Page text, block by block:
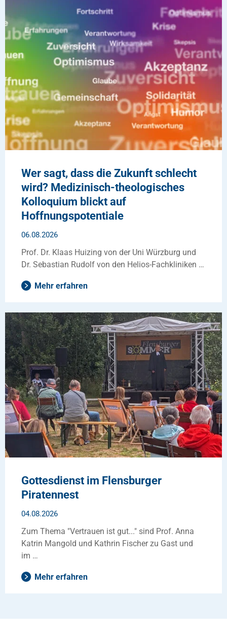
Wer sagt, dass die Zukunft schlecht
wird? Medizinisch-theologisches
Kolloquium blickt auf
Hoffnungspotentiale
06.08.2026
Prof. Dr. Klaas Huizing von der Uni Würzburg und
Dr. Sebastian Rudolf von den Helios-Fachkliniken …
Mehr erfahren
Gottesdienst im Flensburger
Piratennest
04.08.2026
Zum Thema "Vertrauen ist gut..." sind Prof. Anna
Katrin Mangold und Kathrin Fischer zu Gast und
im …
Mehr erfahren